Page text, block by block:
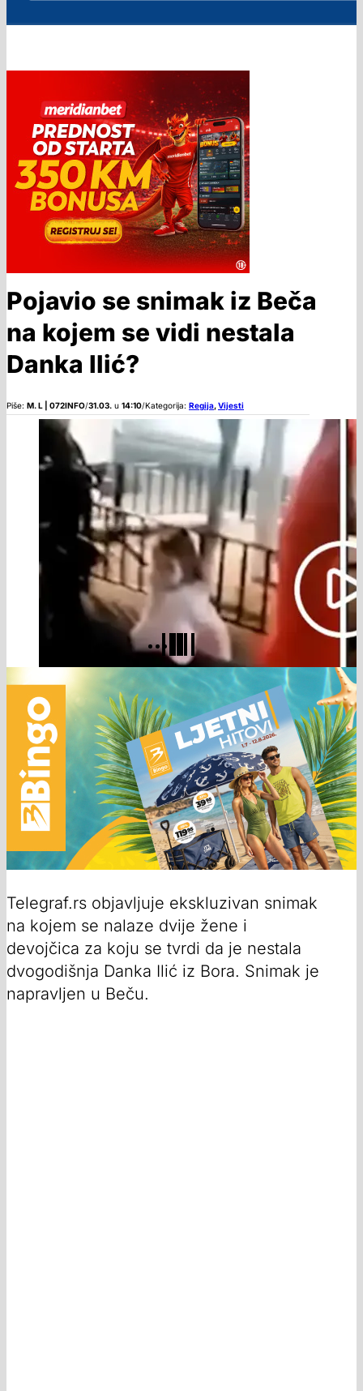
Pojavio se snimak iz Beča
na kojem se vidi nestala
Danka Ilić?
Piše: M. L | 072INFO/31.03. u 14:10/Kategorija: Regija,Vijesti
Telegraf.rs objavljuje ekskluzivan snimak
na kojem se nalaze dvije žene i
devojčica za koju se tvrdi da je nestala
dvogodišnja Danka Ilić iz Bora. Snimak je
napravljen u Beču.